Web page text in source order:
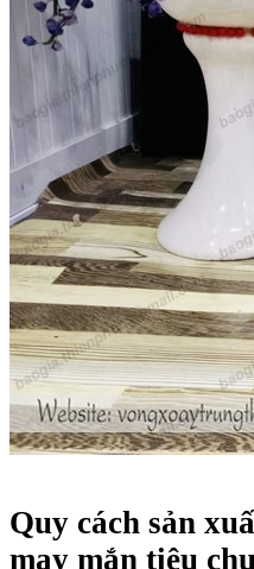
Quy cách sản
may mắn tiêu